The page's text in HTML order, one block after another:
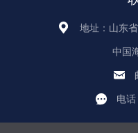
地址：山东
中国
电